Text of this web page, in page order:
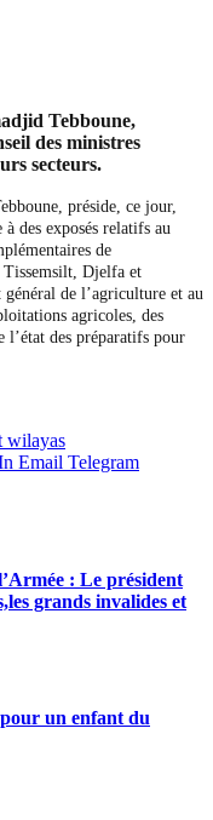
Tebboune,
des ministres
secteurs.
préside, ce jour,
des exposés relatifs au
de
Tissemsilt, Djelfa et
de l’agriculture et au
agricoles, des
l’état des préparatifs pour
wilayas
Email Telegram
: Le président
grands invalides et
un enfant du